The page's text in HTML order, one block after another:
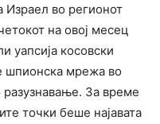
Израел во регионот
на овој месец
уапсија косовски
шпионска мрежа во
разузнавање. За време
точки беше најавата